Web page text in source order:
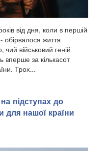
від дня, коли в першій
обірвалося життя
військовий геній
вперше за кількасот
Трох...
підступах до
для нашої країни